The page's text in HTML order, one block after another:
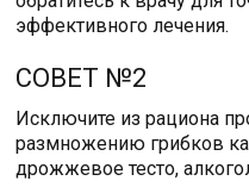
эффективного лечения.
СОВЕТ №2
Исключите из рациона
размножению грибков
дрожжевое тесто,